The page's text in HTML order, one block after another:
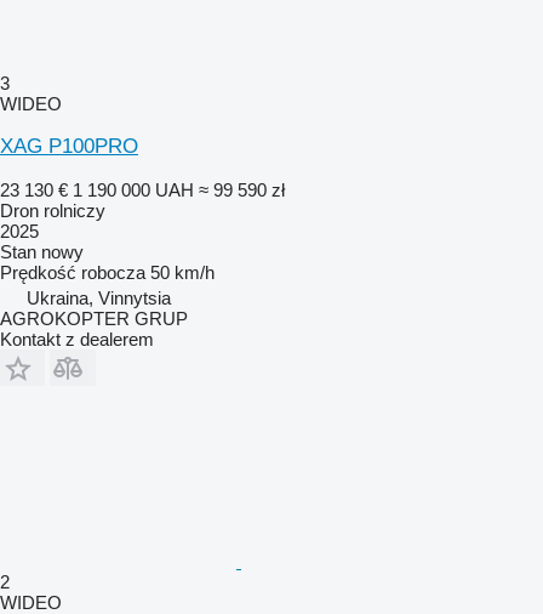
3
WIDEO
XAG P100PRO
23 130 € 1 190 000 UAH ≈ 99 590 zł
Dron rolniczy
2025
Stan nowy
Prędkość robocza 50 km/h
Ukraina, Vinnytsia
AGROKOPTER GRUP
Kontakt z dealerem
2
WIDEO